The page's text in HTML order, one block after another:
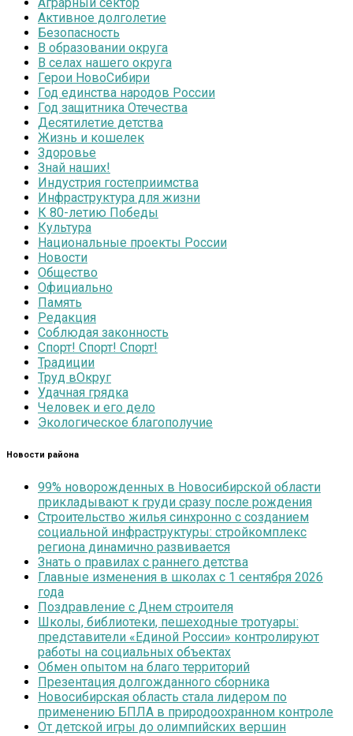
Активное долголетие
Безопасность
В образовании округа
В селах нашего округа
Герои НовоСибири
Год единства народов России
Год защитника Отечества
Десятилетие детства
Жизнь и кошелек
Здоровье
Знай наших!
Индустрия гостеприимства
Инфраструктура для жизни
К 80-летию Победы
Культура
Национальные проекты России
Новости
Общество
Официально
Память
Редакция
Соблюдая законность
Спорт! Спорт! Спорт!
Традиции
Труд вОкруг
Удачная грядка
Человек и его дело
Экологическое благополучие
Новости района
99% новорожденных в Новосибирской области
прикладывают к груди сразу после рождения
Строительство жилья синхронно с созданием
социальной инфраструктуры: стройкомплекс
региона динамично развивается
Знать о правилах с раннего детства
Главные изменения в школах с 1 сентября 2026
года
Поздравление с Днем строителя
Школы, библиотеки, пешеходные тротуары:
представители «Единой России» контролируют
работы на социальных объектах
Обмен опытом на благо территорий
Презентация долгожданного сборника
Новосибирская область стала лидером по
применению БПЛА в природоохранном контроле
От детской игры до олимпийских вершин